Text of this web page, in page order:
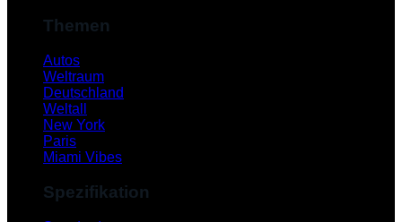
Themen
Autos
Weltraum
Deutschland
Weltall
New York
Paris
Miami Vibes
Spezifikation